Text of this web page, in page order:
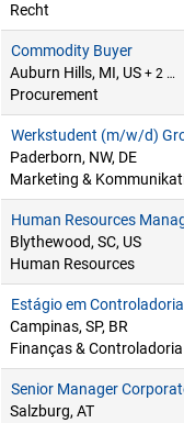
Recht
Commodity Buyer
Auburn Hills, MI, US + 2 …
Procurement
Werkstudent (m/w/d)
Paderborn, NW, DE
Marketing &
Human Resources
Blythewood, SC, US
Human Resources
Estágio em Controladoria
Campinas, SP, BR
Finanças & Controladoria
Senior Manager
Salzburg, AT